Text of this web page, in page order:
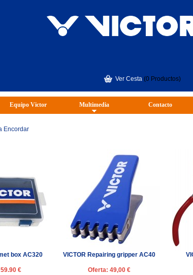
Equipo Victor Multimedia Contacto
Encordar
box AC320
€
VICTOR Repairing gripper AC40
Oferta: 49,00 €
Ver Cesta (0 Productos)